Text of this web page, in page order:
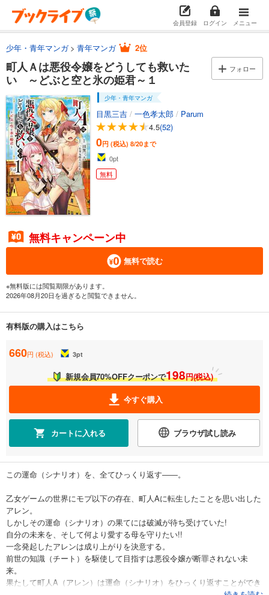
会員登録 ログイン メニュー
少年・青年マンガ 青年マンガ 2位
町人Ａは悪役令嬢をどうしても救いた
い ～どぶと空と氷の姫君～１
フォロー
少年・青年マンガ
目黒三吉 / 一色孝太郎 / Parum
4.5(52)
0円 (税込) 8/20まで
0pt
無料
無料キャンペーン中
無料で読む
※無料版には閲覧期限があります。
2026年08月20日を過ぎると閲覧できません。
有料版の購入はこちら
660円 (税込) 3pt
新規会員70%OFFクーポンで198円(税込)
今すぐ購入
カートに入れる ブラウザ試し読み
この運命（シナリオ）を、全てひっくり返す――。
乙女ゲームの世界にモブ以下の存在、町人Aに転生したことを思い出した
アレン。
しかしその運命（シナリオ）の果てには破滅が待ち受けていた!
自分の未来を、そして何より愛する母を守りたい!!
一念発起したアレンは成り上がりを決意する。
前世の知識（チート）を駆使して目指すは悪役令嬢が断罪されない未
来。
果たして町人A（アレン）は運命（シナリオ）をひっくり返すことができ